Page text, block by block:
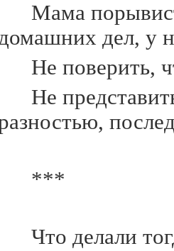
Мама
дел, у
Не поверить,
Не
***
Что делали